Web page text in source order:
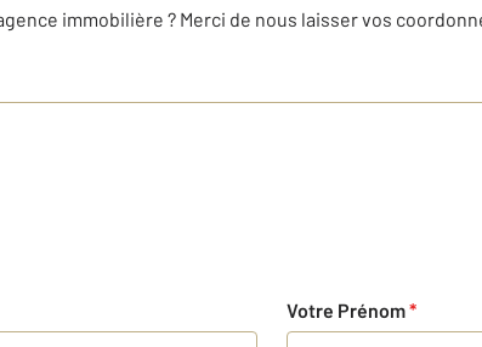
immobilière ? Merci de nous laisser vos
Votre Prénom*